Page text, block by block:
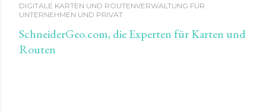
DIGITALE KARTEN UND ROUTENVERWALTUNG FÜR
UNTERNEHMEN UND PRIVAT
SchneiderGeo.com, die Experten für Karten und
Routen